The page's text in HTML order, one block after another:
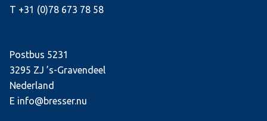
T +31 (0)78 673 78 58
Postbus 5231
3295 ZJ ’s-Gravendeel
Nederland
E info@bresser.nu